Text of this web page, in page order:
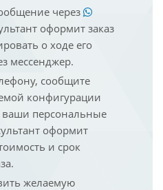
через
оформит заказ
о ходе его
мессенджер.
сообщите
конфигурации
персональные
оформит
и срок
желаемую